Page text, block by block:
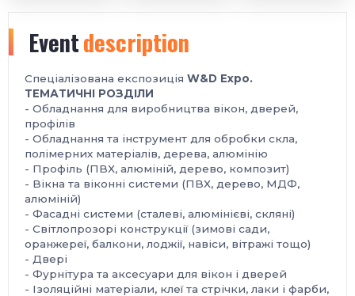
Eventdescription
Спеціалізована експозиція W&D Expo.
ТЕМАТИЧНІ РОЗДІЛИ
- Обладнання для виробництва вікон, дверей,
профілів
- Обладнання та інструмент для обробки скла,
полімерних матеріалів, дерева, алюмінію
- Профіль (ПВХ, алюміній, дерево, композит)
- Вікна та віконні системи (ПВХ, дерево, МДФ,
алюміній)
- Фасадні системи (сталеві, алюмінієві, скляні)
- Світлопрозорі конструкції (зимові сади,
оранжереї, балкони, лоджії, навіси, вітражі тощо)
- Двері
- Фурнітура та аксесуари для вікон і дверей
- Ізоляційні матеріали, клеї та стрічки, лаки і фарби,